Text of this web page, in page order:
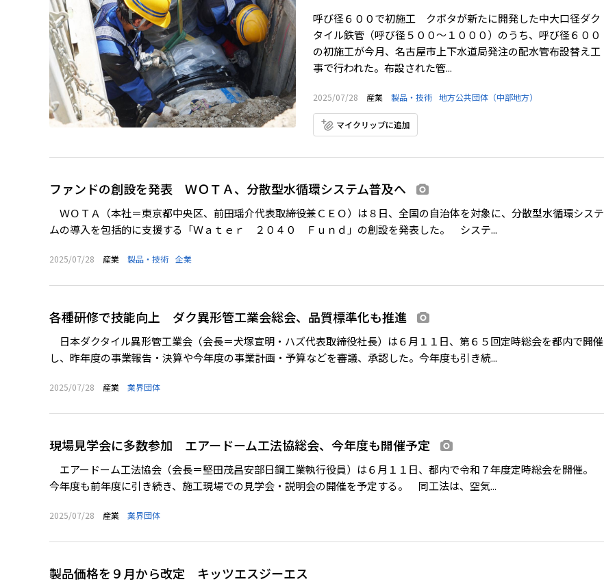
呼び径６００で初施工 クボタが新たに開発した中大口径ダク
タイル鉄管（呼び径５００～１０００）のうち、呼び径６００
の初施工が今月、名古屋市上下水道局発注の配水管布設替え工
事で行われた。布設された管...
2025/07/28 産業 製品・技術 地方公共団体（中部地方）
マイクリップに追加
ファンドの創設を発表 ＷＯＴＡ、分散型水循環システム普及へ
ＷＯＴＡ（本社＝東京都中央区、前田瑶介代表取締役兼ＣＥＯ）は８日、全国の自治体を対象に、分散型水循環システ
ムの導入を包括的に支援する「Ｗａｔｅｒ ２０４０ Ｆｕｎｄ」の創設を発表した。 システ...
2025/07/28 産業 製品・技術 企業
各種研修で技能向上 ダク異形管工業会総会、品質標準化も推進
日本ダクタイル異形管工業会（会長＝犬塚宣明・ハズ代表取締役社長）は６月１１日、第６５回定時総会を都内で開催
し、昨年度の事業報告・決算や今年度の事業計画・予算などを審議、承認した。今年度も引き続...
2025/07/28 産業 業界団体
現場見学会に多数参加 エアードーム工法協総会、今年度も開催予定
エアードーム工法協会（会長＝堅田茂昌安部日鋼工業執行役員）は６月１１日、都内で令和７年度定時総会を開催。
今年度も前年度に引き続き、施工現場での見学会・説明会の開催を予定する。 同工法は、空気...
2025/07/28 産業 業界団体
製品価格を９月から改定 キッツエスジーエス